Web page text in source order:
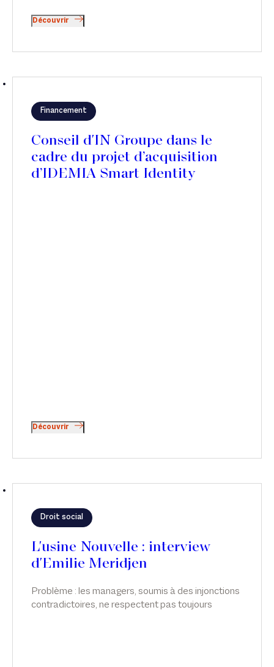
Découvrir
Financement
Conseil d'IN Groupe dans le
cadre du projet d’acquisition
d’IDEMIA Smart Identity
Découvrir
Droit social
Problème : les managers, soumis à des injonctions
contradictoires, ne respectent pas toujours
L'usine Nouvelle : interview
d'Emilie Meridjen